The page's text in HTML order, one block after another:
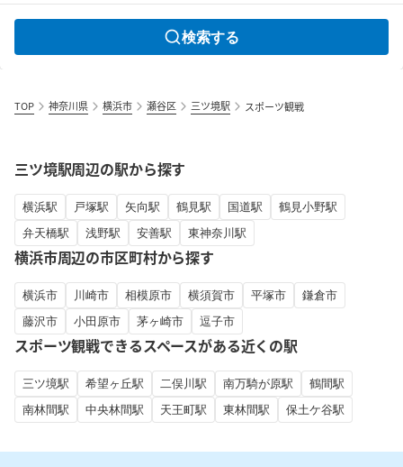
検索する
TOP 神奈川県 横浜市 瀬谷区 三ツ境駅 スポーツ観戦
三ツ境駅周辺の駅から探す
横浜駅 戸塚駅 矢向駅 鶴見駅 国道駅
鶴見小野駅
弁天橋駅
浅野駅 安善駅 東神奈川駅
横浜市周辺の市区町村から探す
横浜市 川崎市 相模原市 横須賀市 平塚市
鎌倉市
藤沢市
小田原市 茅ヶ崎市 逗子市
スポーツ観戦できるスペースがある近くの駅
三ツ境駅 希望ヶ丘駅 二俣川駅 南万騎が原駅
鶴間駅
南林間駅
中央林間駅 天王町駅 東林間駅 保土ケ谷駅